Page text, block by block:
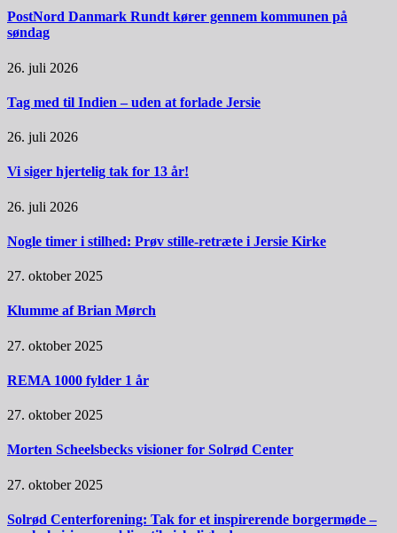
PostNord Danmark Rundt kører gennem kommunen på
søndag
26. juli 2026
Tag med til Indien – uden at forlade Jersie
26. juli 2026
Vi siger hjertelig tak for 13 år!
26. juli 2026
Nogle timer i stilhed: Prøv stille-retræte i Jersie Kirke
27. oktober 2025
Klumme af Brian Mørch
27. oktober 2025
REMA 1000 fylder 1 år
27. oktober 2025
Morten Scheelsbecks visioner for Solrød Center
27. oktober 2025
Solrød Centerforening: Tak for et inspirerende borgermøde –